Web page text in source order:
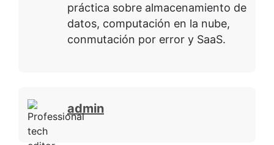
práctica sobre almacenamiento de
datos, computación en la nube,
conmutación por error y SaaS.
admin